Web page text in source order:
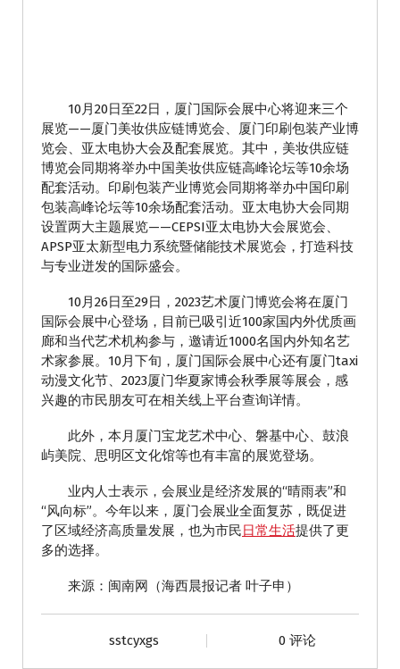
10月20日至22日，厦门国际会展中心将迎来三个
展览——厦门美妆供应链博览会、厦门印刷包装产业博
览会、亚太电协大会及配套展览。其中，美妆供应链
博览会同期将举办中国美妆供应链高峰论坛等10余场
配套活动。印刷包装产业博览会同期将举办中国印刷
包装高峰论坛等10余场配套活动。亚太电协大会同期
设置两大主题展览——CEPSI亚太电协大会展览会、
APSP亚太新型电力系统暨储能技术展览会，打造科技
与专业迸发的国际盛会。
10月26日至29日，2023艺术厦门博览会将在厦门
国际会展中心登场，目前已吸引近100家国内外优质画
廊和当代艺术机构参与，邀请近1000名国内外知名艺
术家参展。10月下旬，厦门国际会展中心还有厦门taxi
动漫文化节、2023厦门华夏家博会秋季展等展会，感
兴趣的市民朋友可在相关线上平台查询详情。
此外，本月厦门宝龙艺术中心、磐基中心、鼓浪
屿美院、思明区文化馆等也有丰富的展览登场。
业内人士表示，会展业是经济发展的“晴雨表”和
“风向标”。今年以来，厦门会展业全面复苏，既促进
了区域经济高质量发展，也为市民日常生活提供了更
多的选择。
来源：闽南网（海西晨报记者 叶子申）
sstcyxgs 0 评论